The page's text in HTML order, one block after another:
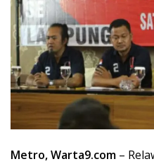
Metro, Warta9.com –